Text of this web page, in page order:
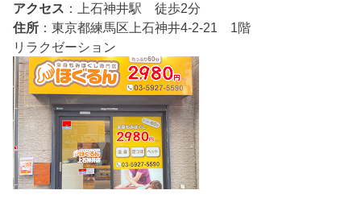
アクセス ：上石神井駅 徒歩2分
住所 ：東京都練馬区上石神井4-2-21 1階
リラクゼーション